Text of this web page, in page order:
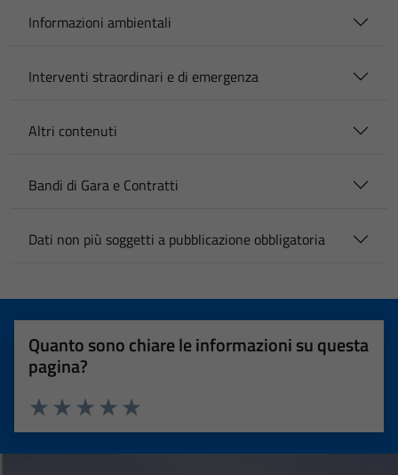
Informazioni ambientali
Interventi straordinari e di emergenza
Altri contenuti
Bandi di Gara e Contratti
Dati non più soggetti a pubblicazione obbligatoria
Quanto sono chiare le informazioni su questa
pagina?
Valuta 5 stelle su 5
Valuta 4 stelle su 5
Valuta 3 stelle su 5
Valuta 2 stelle su 5
Valuta 1 stelle su 5